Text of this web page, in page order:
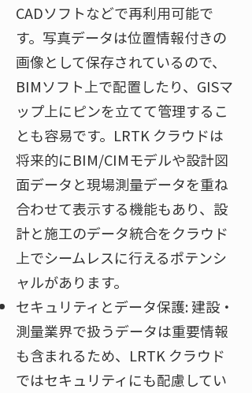
CADソフトなどで再利用可能で
す。写真データは位置情報付きの
画像として保存されているので、
BIMソフト上で配置したり、GISマ
ップ上にピンを立てて管理するこ
とも容易です。LRTK クラウドは
将来的にBIM/CIMモデルや設計図
面データと現場測量データを重ね
合わせて表示する機能もあり、設
計と施工のデータ統合をクラウド
上でシームレスに行えるポテンシ
ャルがあります。
セキュリティとデータ保護: 建設・
測量業界で扱うデータは重要情報
も含まれるため、LRTK クラウド
ではセキュリティにも配慮してい